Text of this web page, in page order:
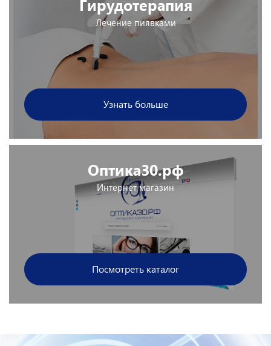
Гирудотерапия
Лечение пиявками
Узнать больше
Оптика30.рф
Интернет магазин
Посмотреть каталог